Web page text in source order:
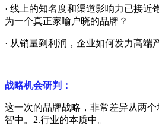
· 线上的知名度和渠道影响力已接近
为一个真正家喻户晓的品牌？
· 从销量到利润，企业如何发力高端
战略机会研判：
这一次的品牌战略，非常差异从两个
智中。 2.行业的本质中。